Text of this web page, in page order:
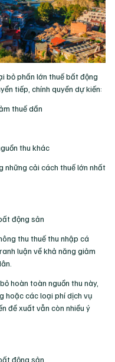
bỏ phần lớn thuế bất động
tiếp, chính quyền dự kiến:
thuế dần
thu khác
những cải cách thuế lớn nhất
thu thuế thu nhập cá
luận về khả năng giảm
hoàn toàn nguồn thu này,
hoặc các loại phí dịch vụ
đề xuất vẫn còn nhiều ý